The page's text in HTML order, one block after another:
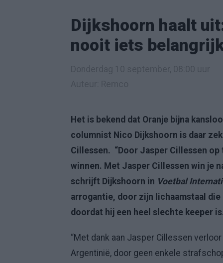
Dijkshoorn haalt
nooit iets
Het is bekend dat Oranje bijna
columnist Nico Dijkshoorn is daar
Cillessen. “Door Jasper Cillessen
winnen. Met Jasper Cillessen win je
schrijft Dijkshoorn in Voetbal
arrogantie, door zijn lichaamstaal
doordat hij een heel slechte keeper
“Met dank aan Jasper Cillessen
Argentinië, door geen enkele